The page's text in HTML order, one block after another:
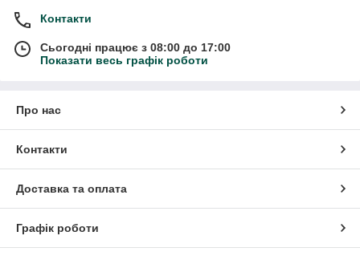
Контакти
Сьогодні працює з 08:00 до 17:00
Показати весь графік роботи
Про нас
Контакти
Доставка та оплата
Графік роботи